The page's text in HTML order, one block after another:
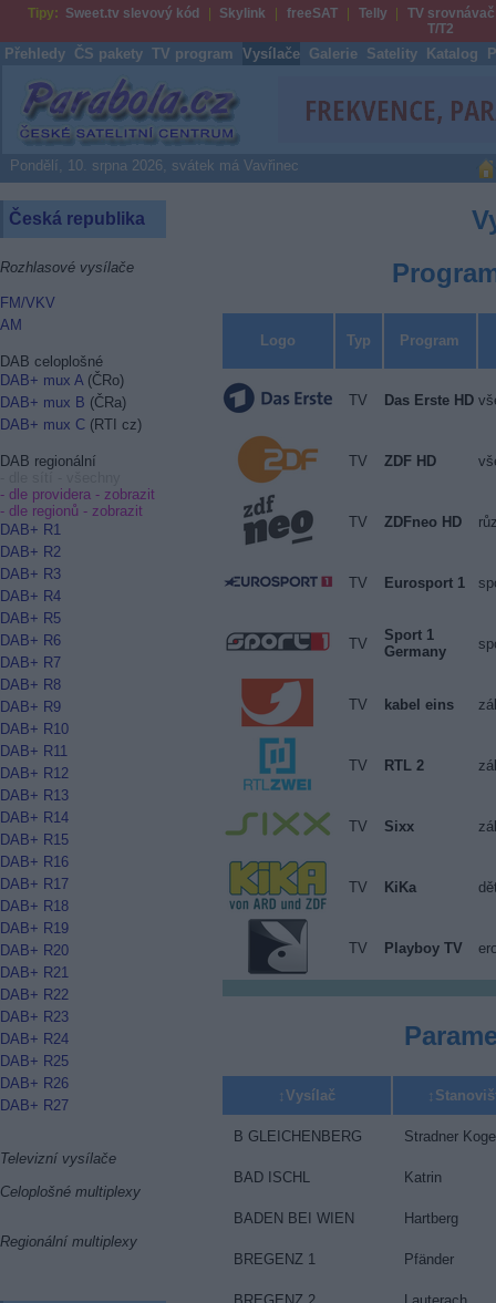
Tipy: Sweet.tv slevový kód Skylink freeSAT Telly
TV srovnávač
T/T2
Přehledy ČS pakety TV program Vysílače Galerie Satelity Katalog
Parabola.cz
Pondělí, 10. srpna 2026, svátek má Vavřinec
Česká republika
Rozhlasové vysílače
FM/VKV
AM
DAB celoplošné
DAB+ mux A(ČRo)
DAB+ mux B (ČRa)
DAB+ mux C (RTI cz)
DAB regionální
- dle providera - zobrazit
- dle regionů - zobrazit
DAB+ R1
DAB+ R2
DAB+ R3
DAB+ R4
DAB+ R5
DAB+ R6
DAB+ R7
DAB+ R8
DAB+ R9
DAB+ R10
DAB+ R11
DAB+ R12
DAB+ R13
DAB+ R14
DAB+ R15
DAB+ R16
DAB+ R17
DAB+ R18
DAB+ R19
DAB+ R20
DAB+ R21
DAB+ R22
DAB+ R23
DAB+ R24
DAB+ R25
DAB+ R26
DAB+ R27
Televizní vysílače
Celoplošné multiplexy
Regionální multiplexy
Logo Typ Program
TV Das Erste HD
TV ZDF HD
TV ZDFneo HD
TV Eurosport 1
TV
Sport 1
Germany
TV kabel eins
TV RTL 2
TV Sixx
TV KiKa
TV Playboy TV
Vysílač
B GLEICHENBERG Stradner
BAD ISCHL Katrin
BADEN BEI WIEN Hartberg
BREGENZ 1 Pfänder